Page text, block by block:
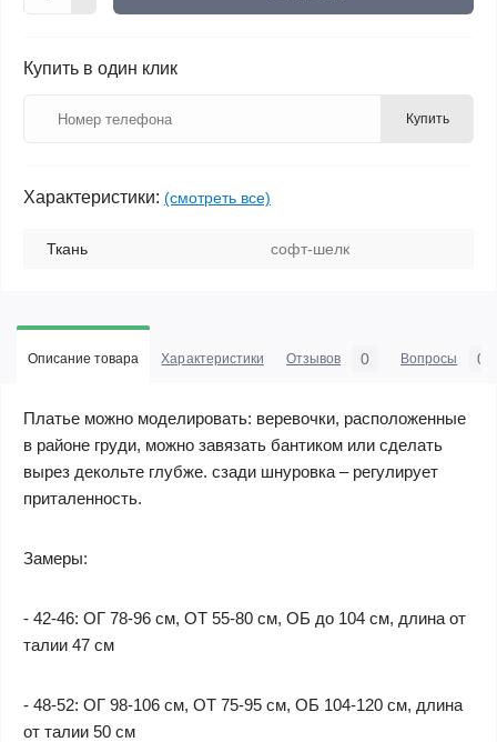
Купить в один клик
Купить
Характеристики: (смотреть все)
Ткань софт-шелк
Описание товара Характеристики Отзывов 0 Вопросы 0
Платье можно моделировать: веревочки, расположенные
в районе груди, можно завязать бантиком или сделать
вырез декольте глубже. сзади шнуровка – регулирует
приталенность.
Замеры:
- 42-46: ОГ 78-96 см, ОТ 55-80 см, ОБ до 104 см, длина от
талии 47 см
- 48-52: ОГ 98-106 см, ОТ 75-95 см, ОБ 104-120 см, длина
от талии 50 см